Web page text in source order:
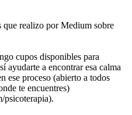
que ⁠⁠⁠⁠⁠⁠⁠⁠⁠⁠⁠⁠⁠⁠⁠⁠⁠⁠⁠⁠⁠⁠⁠⁠⁠⁠⁠⁠⁠⁠⁠⁠⁠⁠⁠⁠⁠⁠⁠⁠⁠⁠⁠⁠⁠⁠⁠⁠⁠⁠⁠⁠⁠⁠⁠⁠⁠⁠⁠⁠⁠realizo por Medium sobre
cupos disponibles para
ayudarte a encontrar esa calma
ese proceso (abierto a todos
te encuentres)
psicoterapia⁠⁠⁠⁠⁠⁠⁠⁠⁠⁠⁠⁠⁠⁠⁠⁠⁠⁠⁠⁠⁠⁠⁠⁠⁠⁠⁠⁠⁠⁠⁠⁠⁠⁠⁠⁠⁠⁠⁠⁠⁠⁠⁠⁠⁠⁠⁠⁠⁠⁠).